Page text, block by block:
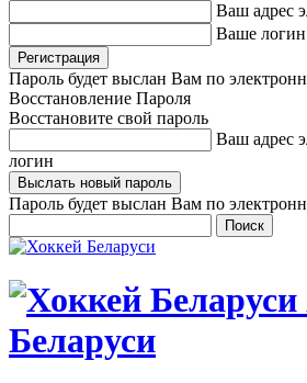
Ваш адрес
Ваше логин
Пароль будет выслан Вам по
Восстановление Пароля
Восстановите свой пароль
Ваш адрес
логин
Пароль будет выслан Вам по
Беларуси